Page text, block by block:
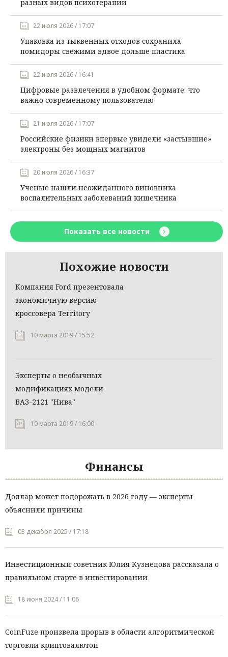
разных видов психотерапии
22 июля 2026 / 17:07
Упаковка из тыквенных отходов сохранила
помидоры свежими вдвое дольше пластика
22 июля 2026 / 16:41
Цифровые развлечения в удобном формате: что
важно современному пользователю
21 июля 2026 / 17:07
Российские физики впервые увидели «застывшие»
электроны без мощных магнитов
20 июля 2026 / 16:37
Ученые нашли неожиданного виновника
воспалительных заболеваний кишечника
Показать все новости
Похожие новости
Компания Ford презентовала
экономичную версию
кроссовера Territory
10 марта 2019 / 15:52
Эксперты о необычных
модификациях модели
ВАЗ-2121 "Нива"
10 марта 2019 / 16:00
Финансы
Доллар может подорожать в 2026 году — эксперты
объяснили причины
03 декабря 2025 / 17:18
Инвестиционный советник Юлия Кузнецова рассказала о
правильном старте в инвестировании
18 июня 2024 / 11:06
CoinFuze произвела прорыв в области алгоритмической
торговли криптовалютой